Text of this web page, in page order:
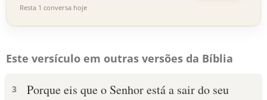
Resta 1 conversa hoje
Este versículo em outras versões da Bíblia
3
Porque eis que o Senhor está a sair do seu